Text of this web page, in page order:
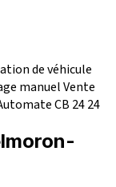
de véhicule
manuelVente
CB 2424